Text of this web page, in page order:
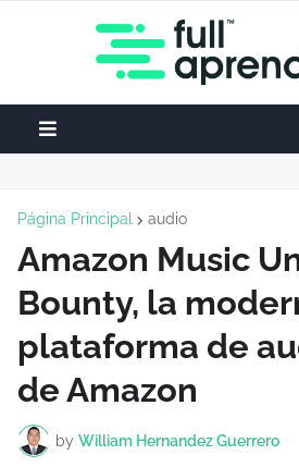
Página Principal audio
Amazon Music
Bounty, la
plataforma de
de Amazon
by William Hernandez Guerrero